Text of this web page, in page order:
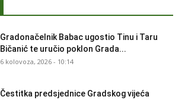
Gradonačelnik Babac ugostio Tinu i Taru
Bičanić te uručio poklon Grada...
6 kolovoza, 2026 - 10:14
Čestitka predsjednice Gradskog vijeća